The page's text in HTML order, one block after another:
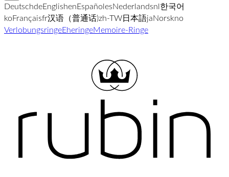
DeutschdeEnglishenEspañolesNederlandsnl한국어
koFrançaisfr汉语（普通话)zh-TW日本語jaNorskno
VerlobungsringeEheringeMemoire-Ringe